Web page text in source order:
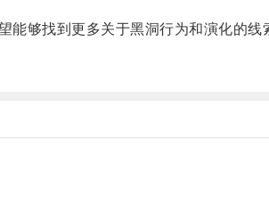
够找到更多关于黑洞行为和演化的线